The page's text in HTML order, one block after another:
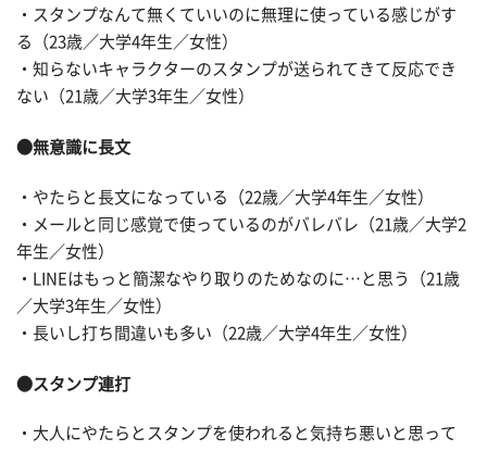
・スタンプなんて無くていいのに無理に使っている感じがす
る（23歳／大学4年生／女性）
・知らないキャラクターのスタンプが送られてきて反応でき
ない（21歳／大学3年生／女性）
●無意識に長文
・やたらと長文になっている（22歳／大学4年生／女性）
・メールと同じ感覚で使っているのがバレバレ（21歳／大学2
年生／女性）
・LINEはもっと簡潔なやり取りのためなのに…と思う（21歳
／大学3年生／女性）
・長いし打ち間違いも多い（22歳／大学4年生／女性）
●スタンプ連打
・大人にやたらとスタンプを使われると気持ち悪いと思って